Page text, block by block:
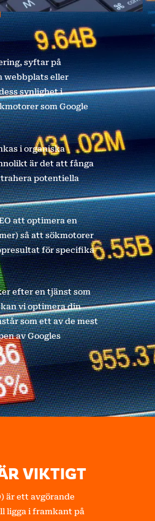
syftar på
webbplats eller
synlighet i
som Google
i organiska
är det att fånga
potentiella
att optimera en
så att sökmotorer
för specifika
efter en tjänst som
vi optimera din
som ett av de mest
av Googles
VIKTIGT
är ett avgörande
ligga i framkant på